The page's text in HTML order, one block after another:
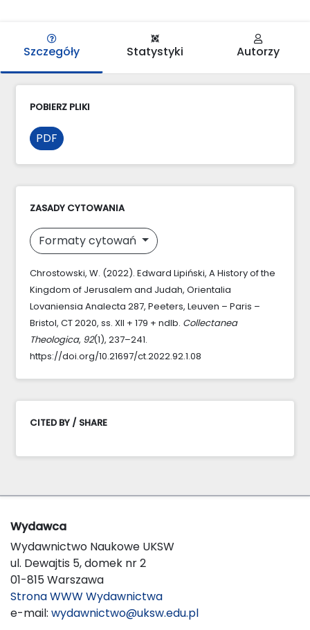
Szczegóły Statystyki Autorzy
POBIERZ PLIKI
PDF
ZASADY CYTOWANIA
Formaty cytowań
Chrostowski, W. (2022). Edward Lipiński, A History of the
Kingdom of Jerusalem and Judah, Orientalia
Lovaniensia Analecta 287, Peeters, Leuven – Paris –
Bristol, CT 2020, ss. XII + 179 + ndlb. Collectanea
Theologica, 92(1), 237–241.
https://doi.org/10.21697/ct.2022.92.1.08
CITED BY / SHARE
Wydawca
Wydawnictwo Naukowe UKSW
ul. Dewajtis 5, domek nr 2
01-815 Warszawa
Strona WWW Wydawnictwa
e-mail: wydawnictwo@uksw.edu.pl